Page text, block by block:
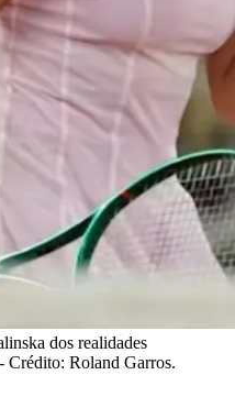
dos realidades
- Crédito: Roland Garros.